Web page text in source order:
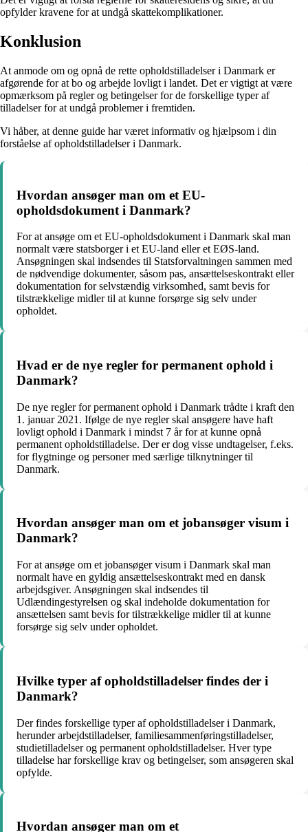
opfylder kravene for at undgå skattekomplikationer.
Konklusion
At anmode om og opnå de rette opholdstilladelser i Danmark er
afgørende for at bo og arbejde lovligt i landet. Det er vigtigt at være
opmærksom på regler og betingelser for de forskellige typer af
tilladelser for at undgå problemer i fremtiden.
Vi håber, at denne guide har været informativ og hjælpsom i din
forståelse af opholdstilladelser i Danmark.
Hvordan ansøger man om et EU-
opholdsdokument i Danmark?
For at ansøge om et EU-opholdsdokument i Danmark skal man
normalt være statsborger i et EU-land eller et EØS-land.
Ansøgningen skal indsendes til Statsforvaltningen sammen med
de nødvendige dokumenter, såsom pas, ansættelseskontrakt eller
dokumentation for selvstændig virksomhed, samt bevis for
tilstrækkelige midler til at kunne forsørge sig selv under
opholdet.
Hvad er de nye regler for permanent ophold i
Danmark?
De nye regler for permanent ophold i Danmark trådte i kraft den
1. januar 2021. Ifølge de nye regler skal ansøgere have haft
lovligt ophold i Danmark i mindst 7 år for at kunne opnå
permanent opholdstilladelse. Der er dog visse undtagelser, f.eks.
for flygtninge og personer med særlige tilknytninger til
Danmark.
Hvordan ansøger man om et jobansøger visum i
Danmark?
For at ansøge om et jobansøger visum i Danmark skal man
normalt have en gyldig ansættelseskontrakt med en dansk
arbejdsgiver. Ansøgningen skal indsendes til
Udlændingestyrelsen og skal indeholde dokumentation for
ansættelsen samt bevis for tilstrækkelige midler til at kunne
forsørge sig selv under opholdet.
Hvilke typer af opholdstilladelser findes der i
Danmark?
Der findes forskellige typer af opholdstilladelser i Danmark,
herunder arbejdstilladelser, familiesammenføringstilladelser,
studietilladelser og permanent opholdstilladelser. Hver type
tilladelse har forskellige krav og betingelser, som ansøgeren skal
opfylde.
Hvordan ansøger man om et